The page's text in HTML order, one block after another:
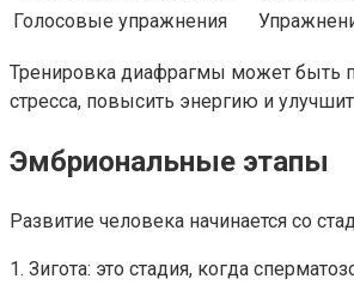
Голосовые упражнения
Тренировка диафрагмы может быть
стресса, повысить энергию и
Эмбриональные этапы
Развитие человека начинается со
1. Зигота: это стадия, когда